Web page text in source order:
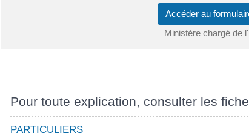
Accéder au
Ministère chargé de
Pour toute explication, consulter les
PARTICULIERS